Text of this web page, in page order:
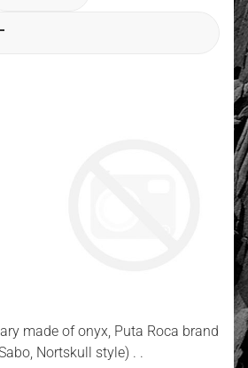
made of onyx, Puta Roca brand
Nortskull style) . .